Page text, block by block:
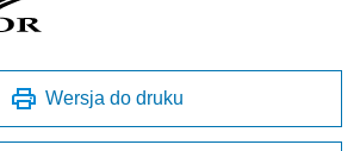
Wersja do druku